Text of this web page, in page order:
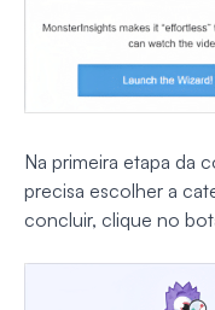
Na primeira etapa da
precisa escolher a
concluir, clique no